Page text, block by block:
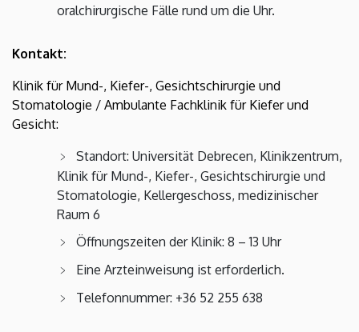
oralchirurgische Fälle rund um die Uhr.
Kontakt:
Klinik für Mund-, Kiefer-, Gesichtschirurgie und
Stomatologie / Ambulante Fachklinik für Kiefer und
Gesicht:
Standort: Universität Debrecen, Klinikzentrum,
Klinik für Mund-, Kiefer-, Gesichtschirurgie und
Stomatologie, Kellergeschoss, medizinischer
Raum 6
Öffnungszeiten der Klinik: 8 – 13 Uhr
Eine Arzteinweisung ist erforderlich.
Telefonnummer: +36 52 255 638